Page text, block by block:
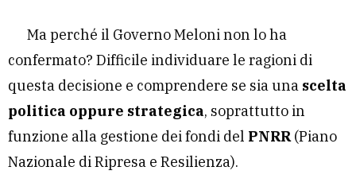
Ma perché il Governo Meloni non lo ha
confermato? Difficile individuare le ragioni di
questa decisione e comprendere se sia una scelta
politica oppure strategica, soprattutto in
funzione alla gestione dei fondi del PNRR (Piano
Nazionale di Ripresa e Resilienza).